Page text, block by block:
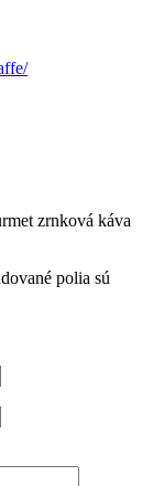
zrnková káva
polia sú